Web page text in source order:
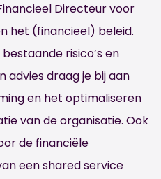
Directeur voor
het (financieel) beleid.
risico’s en
advies draag je bij aan
en het optimaliseren
van de organisatie. Ook
de financiële
een shared service